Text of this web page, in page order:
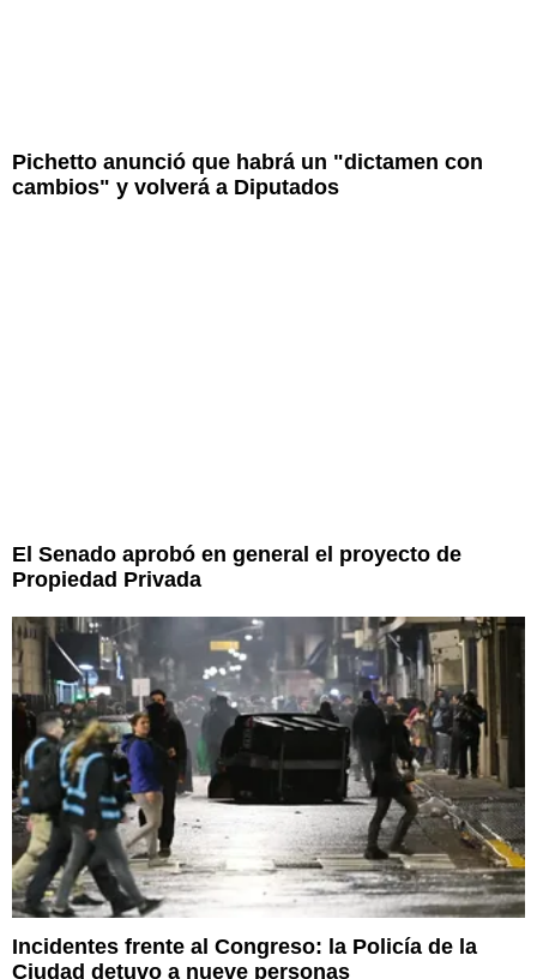
Pichetto anunció que habrá un "dictamen con
cambios" y volverá a Diputados
El Senado aprobó en general el proyecto de
Propiedad Privada
Incidentes frente al Congreso: la Policía de la
Ciudad detuvo a nueve personas